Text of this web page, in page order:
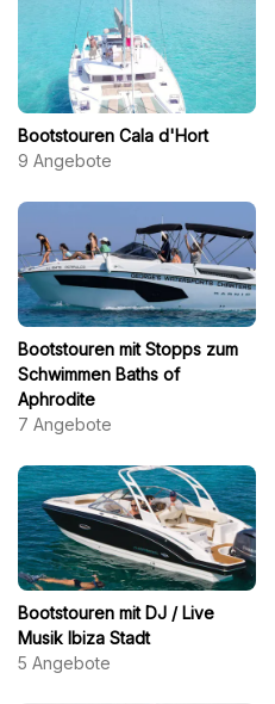
Bootstouren Cala d'Hort
9 Angebote
Bootstouren mit Stopps zum
Schwimmen Baths of
Aphrodite
7 Angebote
Bootstouren mit DJ / Live
Musik Ibiza Stadt
5 Angebote